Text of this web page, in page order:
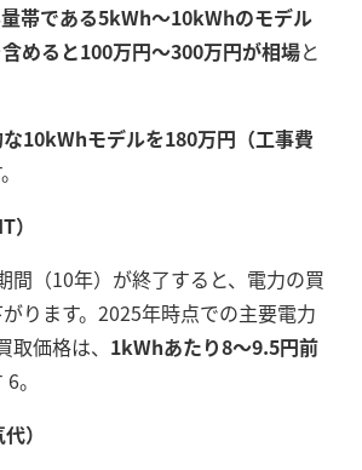
帯である5kWh〜10kWhのモデル
めると100万円〜300万円が相場と
10kWhモデルを180万円（工事費
間（10年）が終了すると、電力の買
ります。2025年時点での主要電力
価格は、 1kWhあたり8～9.5円前
。
）